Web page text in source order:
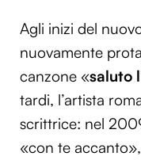
Agli inizi del
nuovamente
canzone «saluto
tardi, l’artista
scrittrice: nel
«con te